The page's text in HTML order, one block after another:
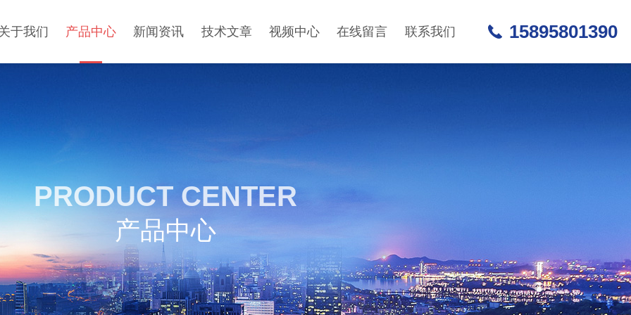
于我们 产品中心 新闻资讯 技术文章 视频中心 在线留言 联系我们 15895801390
PRODUCT CENTER
产品中心